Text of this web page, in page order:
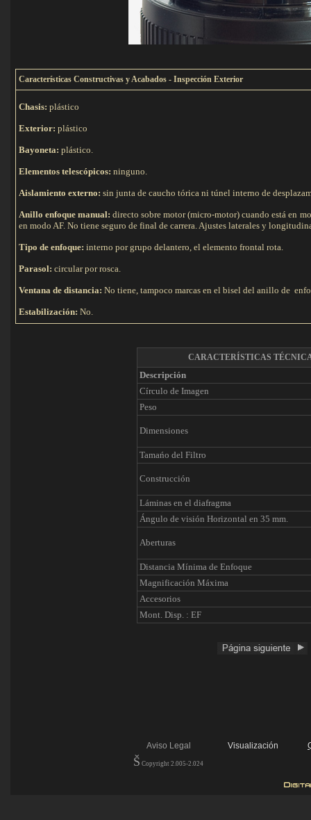
Características Constructivas y Acabados - Inspección Exterior
Chasis: plástico
Exterior: plástico
Bayoneta: plástico.
Elementos telescópicos: ninguno.
Aislamiento externo: sin junta de caucho tórica ni túnel interno de
Anillo enfoque manual: directo sobre motor (micro-motor) cuando está en
en modo AF. No tiene seguro de final de carrera. Ajustes laterales y
Tipo de enfoque: interno por grupo delantero, el elemento frontal rota.
Parasol: circular por rosca.
Ventana de distancia: No tiene, tampoco marcas en el bisel del anillo de
Estabilización: No.
CARACTERÍSTICAS
Descripción
Círculo de Imagen
Peso
Dimensiones
Tamańo del Filtro
Construcción
Láminas en el diafragma
Ángulo de visión Horizontal en 35 mm.
Aberturas
Distancia Mínima de Enfoque
Magnificación Máxima
Accesorios
Mont. Disp. : EF